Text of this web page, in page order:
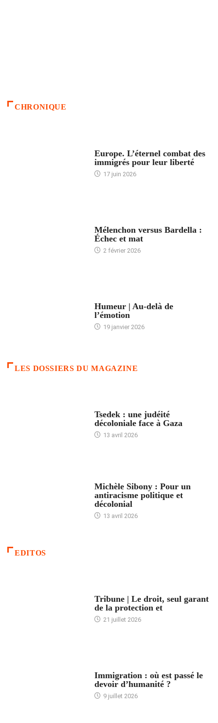
CHRONIQUE
Europe. L’éternel combat des
immigrés pour leur liberté
17 juin 2026
Mélenchon versus Bardella :
Échec et mat
2 février 2026
Humeur | Au-delà de
l’émotion
19 janvier 2026
LES DOSSIERS DU MAGAZINE
Tsedek : une judéité
décoloniale face à Gaza
13 avril 2026
Michèle Sibony : Pour un
antiracisme politique et
décolonial
13 avril 2026
EDITOS
Tribune | Le droit, seul garant
de la protection et
21 juillet 2026
Immigration : où est passé le
devoir d’humanité ?
9 juillet 2026